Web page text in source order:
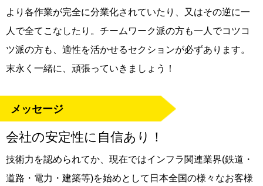
より各作業が完全に分業化されていたり、又はその逆に一
人で全てこなしたり。チームワーク派の方も一人でコツコ
ツ派の方も、適性を活かせるセクションが必ずあります。
末永く一緒に、頑張っていきましょう！
メッセージ
会社の安定性に自信あり！
技術力を認められてか、現在ではインフラ関連業界(鉄道・
道路・電力・建築等)を始めとして日本全国の様々なお客様